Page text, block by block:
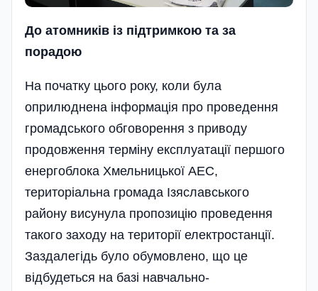
До атомників із підтримкою та за
порадою
На початку цього року, коли була
оприлюднена інформація про проведення
громадського обговорення з приводу
продовження терміну експлуатації першого
енергоблока Хмельницької АЕС,
територіальна громада Ізяславського
району висунула пропозицію проведення
такого заходу на території електростанції.
Заздалегідь було обумовлено, що це
відбудеться на базі навчально-